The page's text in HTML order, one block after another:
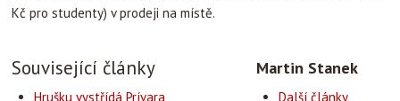
Kč pro studenty) v prodeji na místě.
Související články
Hrušku vystřídá Prívara
Martin Stanek
Další články